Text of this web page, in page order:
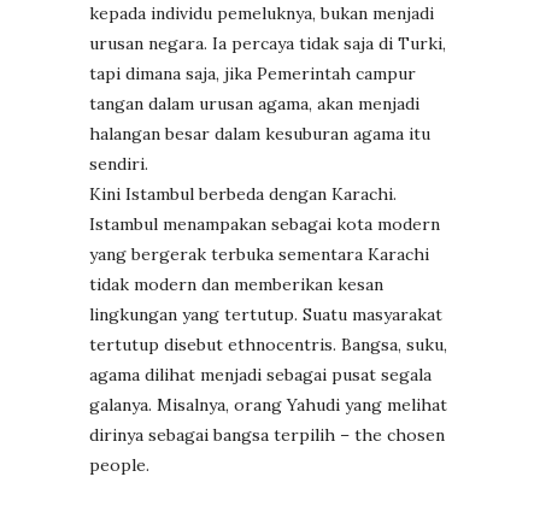
kepada individu pemeluknya, bukan menjadi
urusan negara. Ia percaya tidak saja di Turki,
tapi dimana saja, jika Pemerintah campur
tangan dalam urusan agama, akan menjadi
halangan besar dalam kesuburan agama itu
sendiri.
Kini Istambul berbeda dengan Karachi.
Istambul menampakan sebagai kota modern
yang bergerak terbuka sementara Karachi
tidak modern dan memberikan kesan
lingkungan yang tertutup. Suatu masyarakat
tertutup disebut ethnocentris. Bangsa, suku,
agama dilihat menjadi sebagai pusat segala
galanya. Misalnya, orang Yahudi yang melihat
dirinya sebagai bangsa terpilih – the chosen
people.